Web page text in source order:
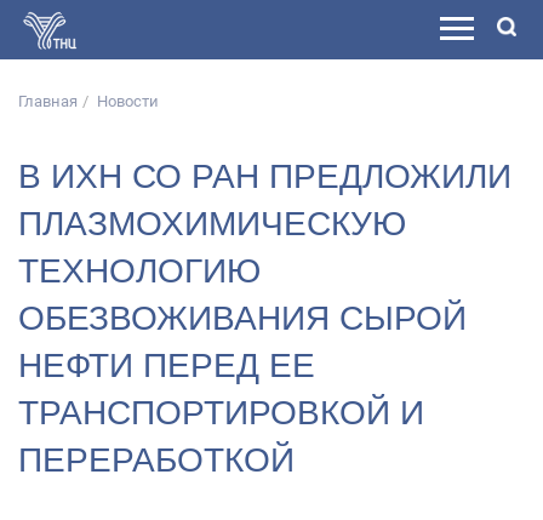
Главная Новости
В ИХН СО РАН ПРЕДЛОЖИЛИ
ПЛАЗМОХИМИЧЕСКУЮ
ТЕХНОЛОГИЮ
ОБЕЗВОЖИВАНИЯ СЫРОЙ
НЕФТИ ПЕРЕД ЕЕ
ТРАНСПОРТИРОВКОЙ И
ПЕРЕРАБОТКОЙ